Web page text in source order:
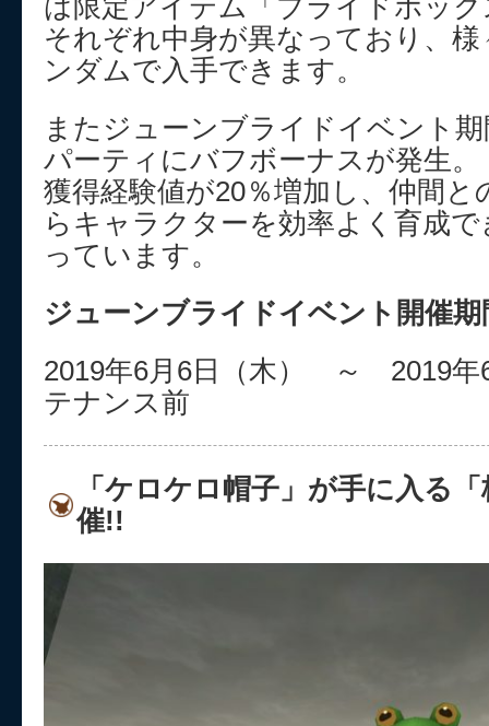
は限定アイテム「ブライドボッ
それぞれ中身が異なっており、
ンダムで入手できます。
またジューンブライドイベント
パーティにバフボーナスが発生。
獲得経験値が20％増加し、仲間
らキャラクターを効率よく育成
っています。
ジューンブライドイベント開催期
2019年6月6日（木） ～ 2019年
テナンス前
「ケロケロ帽子」が手に入る
催!!